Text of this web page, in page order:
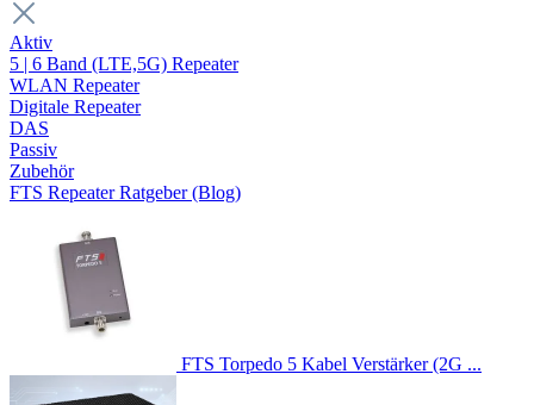
Aktiv
5 | 6 Band (LTE,5G) Repeater
WLAN Repeater
Digitale Repeater
DAS
Passiv
Zubehör
FTS Repeater Ratgeber (Blog)
FTS Torpedo 5 Kabel Verstärker (2G ...